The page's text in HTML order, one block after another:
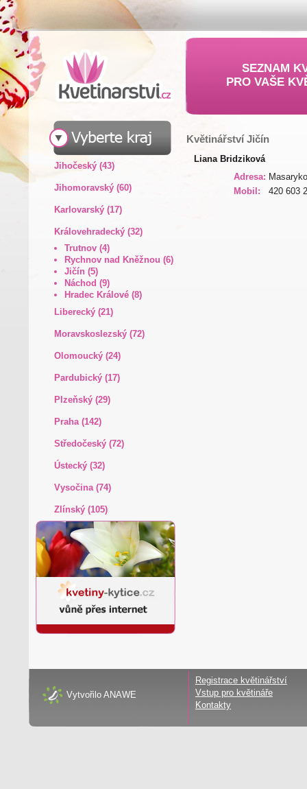
SEZNAM
PRO VAŠE
Jihočeský (43)
Jihomoravský (60)
Karlovarský (17)
Královehradecký (32)
Trutnov (4)
Rychnov nad Kněžnou (6)
Jičín (5)
Náchod (9)
Hradec Králové (8)
Liberecký (21)
Moravskoslezský (72)
Olomoucký (24)
Pardubický (17)
Plzeňský (29)
Praha (142)
Středočeský (72)
Ústecký (32)
Vysočina (74)
Zlínský (105)
Květinářství Jičín
Liana Bridziková
Adresa:
Mobil:
420 603
Vytvořilo ANAWE
Registrace květinářství
Vstup pro květináře
Kontakty